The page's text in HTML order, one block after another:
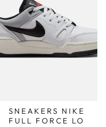
SNEAKERS NIKE
FULL FORCE LO